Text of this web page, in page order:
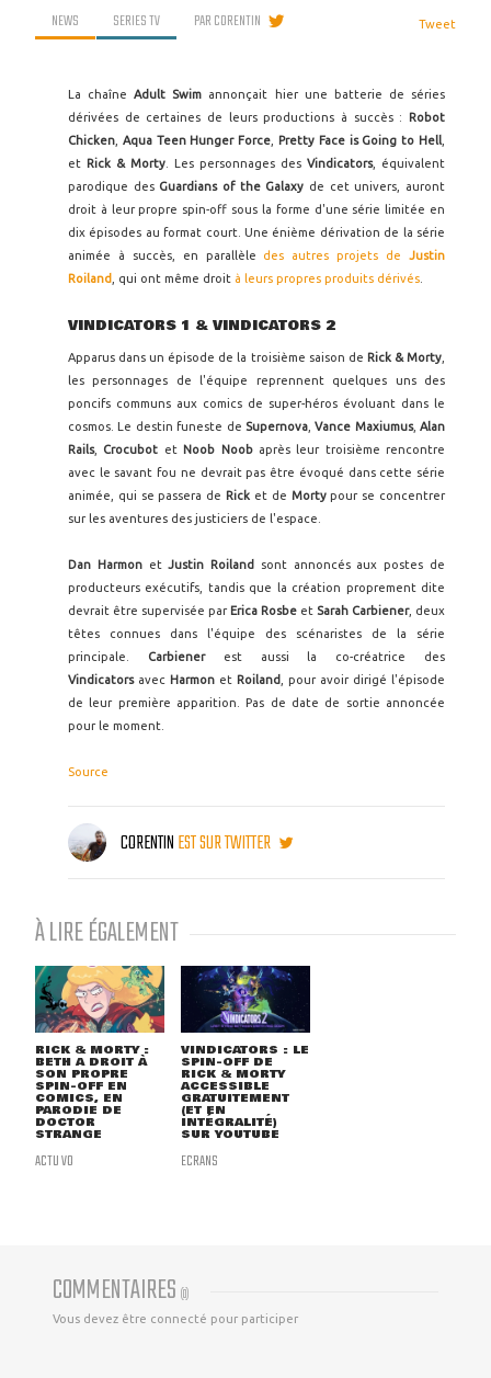
NEWS SERIES TV PARCORENTIN Tweet
La chaîneAdult Swim annonçait hier une batterie de séries
dérivées de certaines de leurs productions à succès : Robot
Chicken Aqua Teen Hunger Force Pretty Face is Going to Hell
et Rick & Morty . Les personnages des Vindicators, équivalent
parodique des Guardians of the Galaxy de cet univers, auront
droit à leur propre spin-off sous la forme d'une série limitée en
dix épisodes au format court. Une énième dérivation de la série
animée à succès, en parallèle des autres projets deJustin
Roiland
, qui ont même droit à leurs propres produits dérivés
VINDICATORS 1 & VINDICATORS 2
Apparus dans un épisode de la troisième saison de Rick & Morty
les personnages de l'équipe reprennent quelques uns des
poncifs communs aux comics de super-héros évoluant dans le
cosmos. Le destin funeste de Supernova,Vance Maxiumus, Alan
Rails, Crocubot et Noob Noobaprès leur troisième rencontre
avec le savant fou ne devrait pas être évoqué dans cette série
animée, qui se passera de Rick et de Mortypour se concentrer
sur les aventures des justiciers de l'espace.
Dan HarmonetJustin Roiland
sont annoncés aux postes de
producteurs exécutifs, tandis que la création proprement dite
devrait être supervisée par Erica Rosbe et Sarah Carbiener, deux
têtes connues dans l'équipe des scénaristes de la série
principale. Carbienerest aussi la co-créatrice des
Vindicatorsavec Harmon et Roiland
, pour avoir dirigé l'épisode
de leur première apparition. Pas de date de sortie annoncée
pour le moment.
Source
CORENTINEST SUR TWITTER
À LIRE ÉGALEMENT
RICK & MORTY :
BETH A DROIT À
SON PROPRE
SPIN-OFF EN
COMICS, EN
PARODIE DE
DOCTOR
STRANGE
ACTU VO
VINDICATORS : LE
SPIN-OFF DE
RICK & MORTY
ACCESSIBLE
GRATUITEMENT
(ET EN
INTÉGRALITÉ)
SUR YOUTUBE
ECRANS
COMMENTAIRES (0)
Vous devez être connecté pour participer